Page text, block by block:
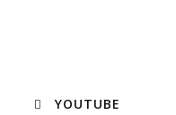
YOUTUBE